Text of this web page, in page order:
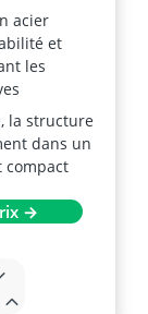
acier
et
les
la structure
dans un
compact
→